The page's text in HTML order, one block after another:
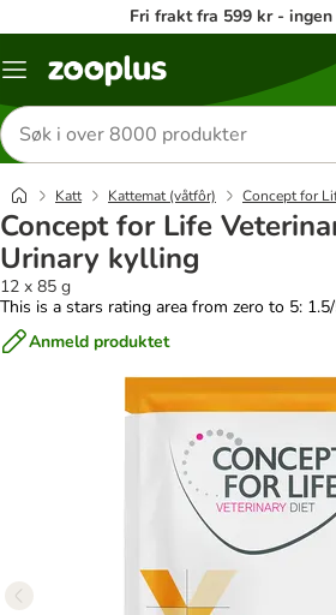
Fri frakt fra 599 kr -
Katalogmeny
Søk
etter
produkter
Katt Kattemat (våtfôr) Concept for
Concept for Life
Urinary kylling
12 x 85 g
This is a stars rating area from zero to 5:
Anmeld produktet